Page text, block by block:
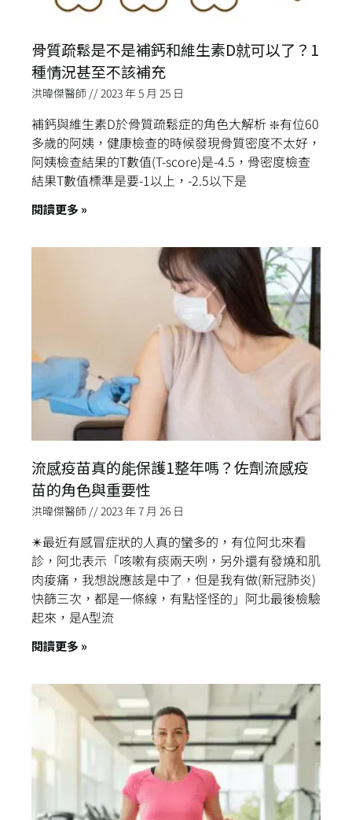
骨質疏鬆是不是補鈣和維生素D就可以了？1
種情況甚至不該補充
洪暐傑醫師 2023 年 5 月 25 日
補鈣與維生素D於骨質疏鬆症的角色大解析 ❇️有位60
多歲的阿姨，健康檢查的時候發現骨質密度不太好，
阿姨檢查結果的T數值(T-score)是-4.5，骨密度檢查
結果T數值標準是要-1以上，-2.5以下是
閱讀更多 »
流感疫苗真的能保護1整年嗎？佐劑流感疫
苗的角色與重要性
洪暐傑醫師 2023 年 7 月 26 日
✴️最近有感冒症狀的人真的蠻多的，有位阿北來看
診，阿北表示「咳嗽有痰兩天咧，另外還有發燒和肌
肉痠痛，我想說應該是中了，但是我有做(新冠肺炎)
快篩三次，都是一條線，有點怪怪的」阿北最後檢驗
起來，是A型流
閱讀更多 »